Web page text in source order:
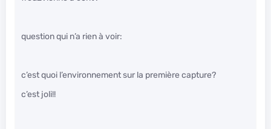
question qui n’a rien à voir:
c’est quoi l’environnement sur la première capture?
c’est joli!!